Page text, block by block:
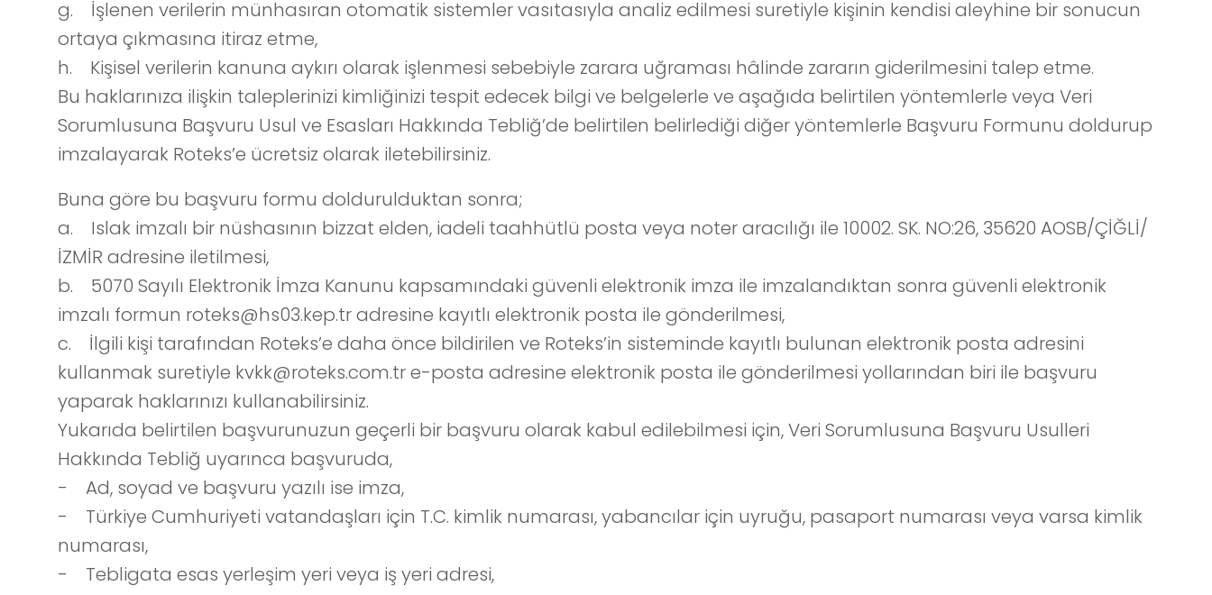
g. İşlenen verilerin münhasıran otomatik sistemler vasıtasıyla analiz edilmesi suretiyle kişinin kendisi aleyhine bir sonucun
ortaya çıkmasına itiraz etme,
h. Kişisel verilerin kanuna aykırı olarak işlenmesi sebebiyle zarara uğraması hâlinde zararın giderilmesini talep etme.
Bu haklarınıza ilişkin taleplerinizi kimliğinizi tespit edecek bilgi ve belgelerle ve aşağıda belirtilen yöntemlerle veya Veri
Sorumlusuna Başvuru Usul ve Esasları Hakkında Tebliğ’de belirtilen belirlediği diğer yöntemlerle Başvuru Formunu doldurup
imzalayarak Roteks’e ücretsiz olarak iletebilirsiniz.
Buna göre bu başvuru formu doldurulduktan sonra;
a. Islak imzalı bir nüshasının bizzat elden, iadeli taahhütlü posta veya noter aracılığı ile 10002. SK. NO:26, 35620 AOSB/ÇİĞLİ/
İZMİR adresine iletilmesi,
b. 5070 Sayılı Elektronik İmza Kanunu kapsamındaki güvenli elektronik imza ile imzalandıktan sonra güvenli elektronik
imzalı formun roteks@hs03.kep.tradresine kayıtlı elektronik posta ile gönderilmesi,
c. İlgili kişi tarafından Roteks’e daha önce bildirilen ve Roteks’in sisteminde kayıtlı bulunan elektronik posta adresini
kullanmak suretiyle kvkk@roteks.com.tre-posta adresine elektronik posta ile gönderilmesi yollarından biri ile başvuru
yaparak haklarınızı kullanabilirsiniz.
Yukarıda belirtilen başvurunuzun geçerli bir başvuru olarak kabul edilebilmesi için, Veri Sorumlusuna Başvuru Usulleri
Hakkında Tebliğ uyarınca başvuruda,
- Ad, soyad ve başvuru yazılı ise imza,
- Türkiye Cumhuriyeti vatandaşları için T.C. kimlik numarası, yabancılar için uyruğu, pasaport numarası veya varsa kimlik
numarası,
- Tebligata esas yerleşim yeri veya iş yeri adresi,